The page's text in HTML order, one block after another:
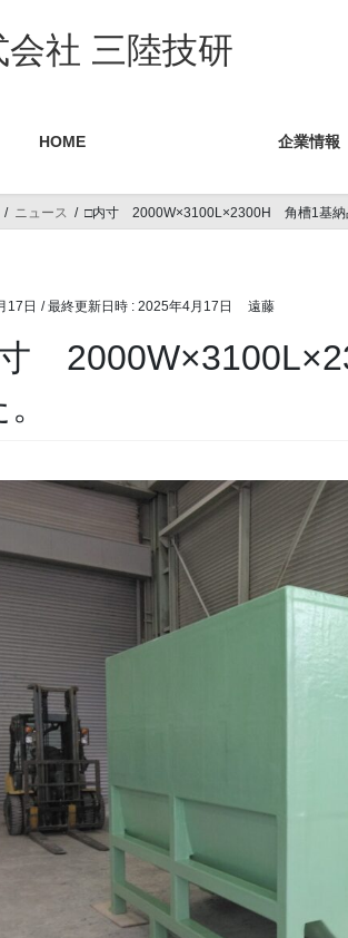
会社 三陸技研
HOME 企業情報
ニュース □内寸 2000W×3100L×2300H 角槽1基納
17日 / 最終更新日時 : 2025年4月17日 遠藤